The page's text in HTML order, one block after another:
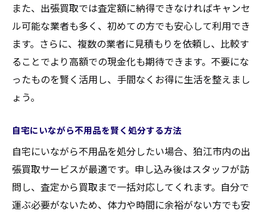
また、出張買取では査定額に納得できなければキャンセ
ル可能な業者も多く、初めての方でも安心して利用でき
ます。さらに、複数の業者に見積もりを依頼し、比較す
ることでより高額での現金化も期待できます。不要にな
ったものを賢く活用し、手間なくお得に生活を整えまし
ょう。
自宅にいながら不用品を賢く処分する方法
自宅にいながら不用品を処分したい場合、狛江市内の出
張買取サービスが最適です。申し込み後はスタッフが訪
問し、査定から買取まで一括対応してくれます。自分で
運ぶ必要がないため、体力や時間に余裕がない方でも安